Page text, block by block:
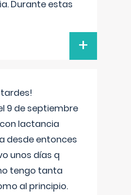
Durante estas
+
9 de septiembre
lactancia
desde entonces
unos días q
tengo tanta
al principio.